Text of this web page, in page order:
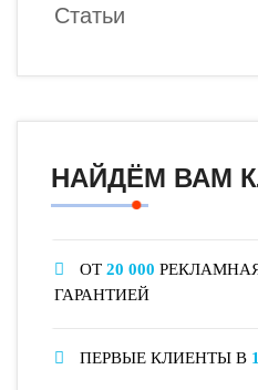
Статьи
НАЙДЁМ ВАМ
ОТ 20 000
ГАРАНТИЕЙ
ПЕРВЫЕ КЛИЕНТЫ В